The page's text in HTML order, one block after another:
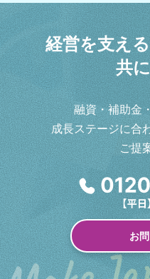
経営を支える
共に
融資・補助金
成長ステージに合
ご提
お